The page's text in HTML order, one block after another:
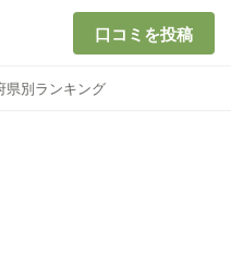
口コミを投稿
県別ランキング